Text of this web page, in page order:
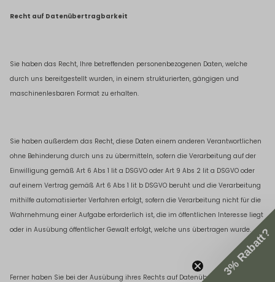
Recht auf Datenübertragbarkeit
Sie haben das Recht, Ihre betreffenden personenbezogenen Daten, welche
durch uns bereitgestellt wurden, in einem strukturierten, gängigen und
maschinenlesbaren Format zu erhalten.
Sie haben außerdem das Recht, diese Daten einem anderen Verantwortlichen
ohne Behinderung durch uns zu übermitteln, sofern die Verarbeitung auf der
Einwilligung gemäß Art 6 Abs 1 lit a DSGVO oder Art 9 Abs 2 lit a DSGVO oder
auf einem Vertrag gemäß Art 6 Abs 1 lit b DSGVO beruht und die Verarbeitung
mithilfe automatisierter Verfahren erfolgt, sofern die Verarbeitung nicht für die
Wahrnehmung einer Aufgabe erforderlich ist, die im öffentlichen Interesse liegt
oder in Ausübung öffentlicher Gewalt erfolgt, welche uns übertragen wurde.
Ferner haben Sie bei der Ausübung ihres Rechts auf Datenübertragbarkeit das
3% Rabatt?